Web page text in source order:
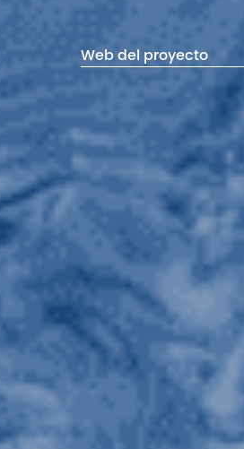
Web del proyecto